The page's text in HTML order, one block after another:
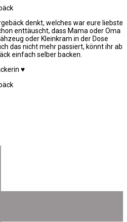
denkt, welches war eure liebste
enttäuscht, dass Mama oder Oma
oder Kleinkram in der Dose
das nicht mehr passiert, könnt ihr ab
einfach selber backen.
♥